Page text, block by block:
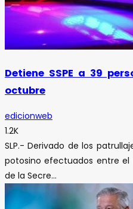
Detiene SSPE a 39
octubre
edicionweb
1.2K
SLP.- Derivado de los
potosino efectuados entre el
de la Secre...